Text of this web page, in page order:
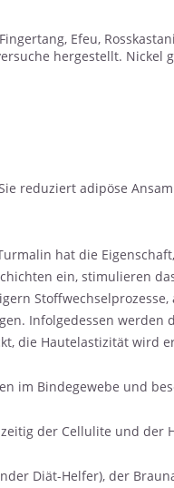
Efeu,
hergestellt. Nickel
reduziert adipöse
hat die
ein, stimulieren
Infolgedessen werden
die Hautelastizität wird
im Bindegewebe und
der Cellulite und der
Diät-Helfer), der